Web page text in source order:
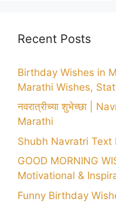
Recent Posts
Birthday Wishes in
Marathi Wishes,
नवरात्रीच्या शुभेच्छा |
Marathi
Shubh Navratri Text
GOOD MORNING
Motivational &
Funny Birthday